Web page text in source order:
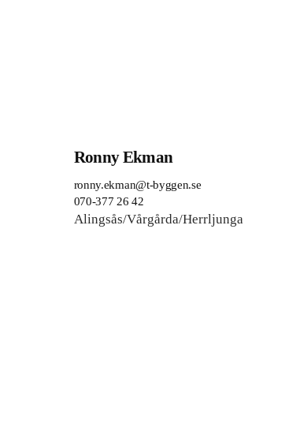
Ronny Ekman
ronny.ekman@t-byggen.se
070-377 26 42
Alingsås/Vårgårda/Herrljunga